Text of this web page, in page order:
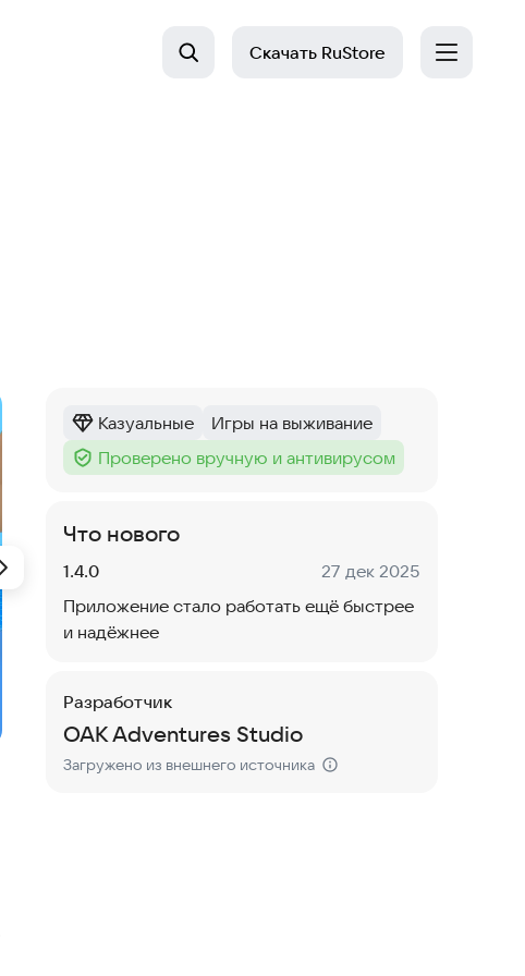
Скачать RuStore
Категория:
Казуальные
Тег:
Игры на выживание
Тег :
Проверено вручную и антивирусом
Что нового
Версия:
1.4.0 Дата:
27 дек 2025
Приложение стало работать ещё быстрее
и надёжнее
Разработчик
OAK Adventures Studio
Загружено из внешнего источника